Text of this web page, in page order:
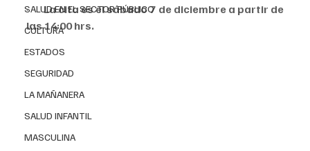
SALUD EN EL SECTOR PÚBLICO
CULTURA
ESTADOS
SEGURIDAD
LA MAÑANERA
SALUD INFANTIL
MASCULINA
· La cita es el sábado 7 de diciembre a partir de
las 14:00 hrs.